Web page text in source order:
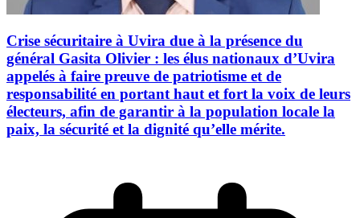
Crise sécuritaire à Uvira due à la présence du
général Gasita Olivier : les élus nationaux d’Uvira
appelés à faire preuve de patriotisme et de
responsabilité en portant haut et fort la voix de leurs
électeurs, afin de garantir à la population locale la
paix, la sécurité et la dignité qu’elle mérite.